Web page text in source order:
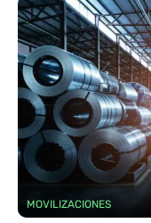
MOVILIZACIONES